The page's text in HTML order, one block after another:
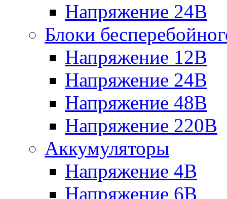
Напряжение 24В
Блоки
Напряжение 12В
Напряжение 24В
Напряжение 48В
Напряжение 220В
Аккумуляторы
Напряжение 4В
Напряжение 6В